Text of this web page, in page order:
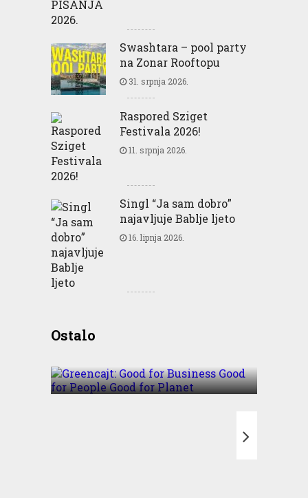
Swashtara – pool party
na Zonar Rooftopu
31. srpnja 2026.
Raspored Sziget
Festivala 2026!
11. srpnja 2026.
Singl “Ja sam dobro”
najavljuje Bablje ljeto
16. lipnja 2026.
OstaloBusiness Good for People